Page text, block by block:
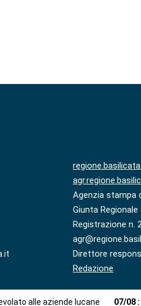
Agenzia stampa
Giunta
Registrazione n.
Direttore
Redazione
alle aziende lucane 07/08 :